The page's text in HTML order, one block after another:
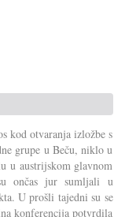
kod otvaranja izložbe s
grupe u Beču, niklo u
u austrijskom glavnom
ončas jur sumljali u
U prošli tajedni su se
konferencija potvrdila